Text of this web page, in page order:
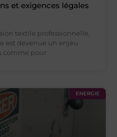
et exigences légales
textile professionnelle,
est devenue un enjeu
comme pour
ENERGIE